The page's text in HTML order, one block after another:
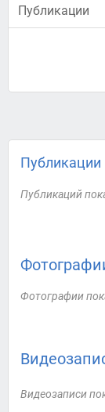
Публикации
Публикации
Публикаций
Фотографии
Видеозаписи